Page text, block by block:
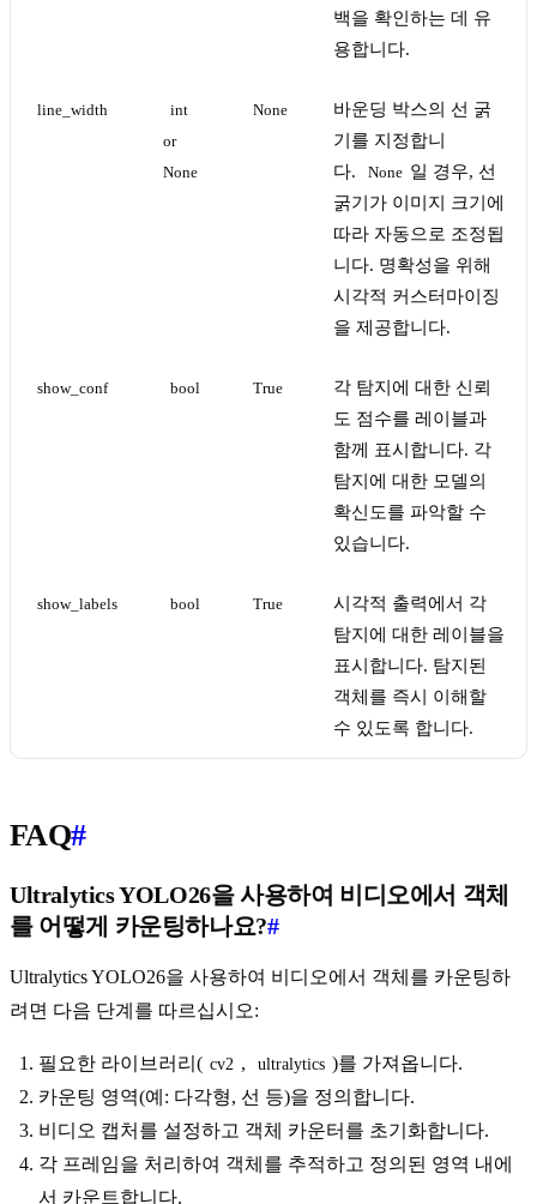
백을 확인하는 데 유
용합니다.
line_width
int
or
None
None
바운딩 박스의 선 굵
기를 지정합니
다.
None 일 경우, 선
굵기가 이미지 크기에
따라 자동으로 조정됩
니다. 명확성을 위해
시각적 커스터마이징
을 제공합니다.
show_conf bool True
각 탐지에 대한 신뢰
도 점수를 레이블과
함께 표시합니다. 각
탐지에 대한 모델의
확신도를 파악할 수
있습니다.
show_labels bool True
시각적 출력에서 각
탐지에 대한 레이블을
표시합니다. 탐지된
객체를 즉시 이해할
수 있도록 합니다.
FAQ#
Ultralytics YOLO26을 사용하여 비디오에서 객체
를 어떻게 카운팅하나요?#
Ultralytics YOLO26을 사용하여 비디오에서 객체를 카운팅하
려면 다음 단계를 따르십시오:
필요한 라이브러리( cv2 , ultralytics )를 가져옵니다.
카운팅 영역(예: 다각형, 선 등)을 정의합니다.
비디오 캡처를 설정하고 객체 카운터를 초기화합니다.
각 프레임을 처리하여 객체를 추적하고 정의된 영역 내에
서 카운트합니다.